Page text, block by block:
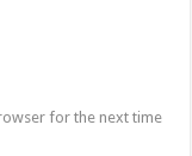
for the next time